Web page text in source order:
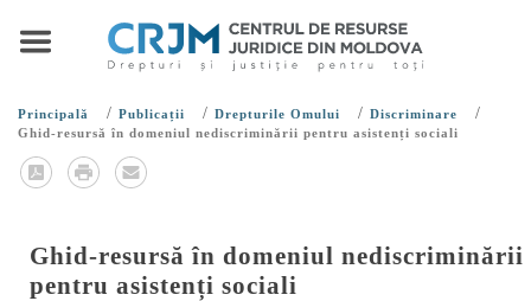
Principală / Publicații / Drepturile Omului / Discriminare /
Ghid-resursă în domeniul nediscriminării pentru asistenți sociali
Ghid-resursă în domeniul nediscriminării
pentru asistenți sociali